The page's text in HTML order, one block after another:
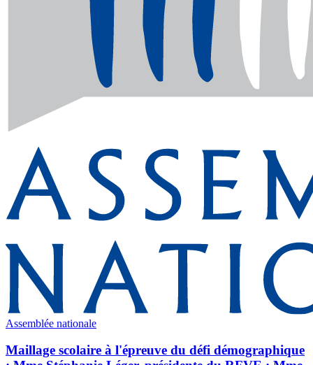
Assemblée nationale
Maillage scolaire à l'épreuve du défi démographique